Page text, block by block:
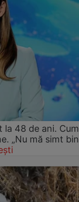
la 48 de ani. Cum
„Nu mă simt